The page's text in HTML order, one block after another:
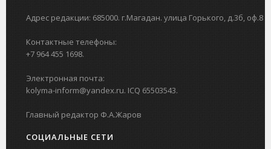
Адрес редакции: 685000. г.Магадан. улица Горького, д.3б, оф.8
Контактные телефоны:
+7 964 455 1698.
Электронная почта:
kolyma-inform@yandex.ru. ICQ 65503543.
Главный редактор Ф.А.Жаров
СОЦИАЛЬНЫЕ СЕТИ